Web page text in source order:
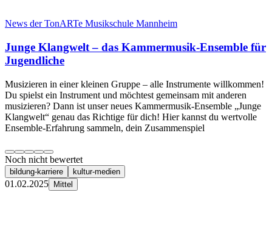
News der TonARTe Musikschule Mannheim
Junge Klangwelt – das Kammermusik-Ensemble für
Jugendliche
Musizieren in einer kleinen Gruppe – alle Instrumente willkommen!
Du spielst ein Instrument und möchtest gemeinsam mit anderen
musizieren? Dann ist unser neues Kammermusik-Ensemble „Junge
Klangwelt“ genau das Richtige für dich! Hier kannst du wertvolle
Ensemble-Erfahrung sammeln, dein Zusammenspiel
Noch nicht bewertet
bildung-karriere kultur-medien
01.02.2025 Mittel